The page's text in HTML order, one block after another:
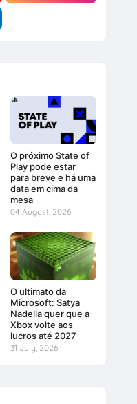
O próximo State of
Play pode estar
para breve e há uma
data em cima da
mesa
04 August, 2026
O ultimato da
Microsoft: Satya
Nadella quer que a
Xbox volte aos
lucros até 2027
31 July, 2026